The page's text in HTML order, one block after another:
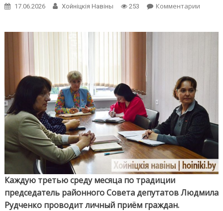
17.06.2026 Хойнiцкiя Навiны 253 Комментарииon
Каждую третью среду месяца по традиции
председатель районного Совета депутатов Людмила
Рудченко проводит личный приём граждан.